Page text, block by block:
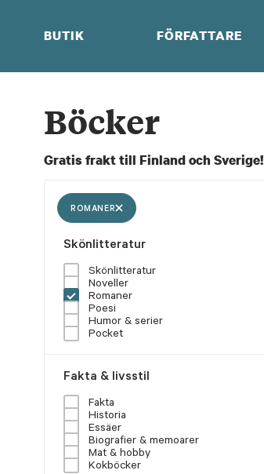
BUTIK FÖRFATTARE
Böcker
Gratis frakt till Finland och Sverige!
ROMANER
Skönlitteratur
Skönlitteratur
Noveller
Romaner
Poesi
Humor & serier
Pocket
Fakta & livsstil
Fakta
Historia
Essäer
Biografier & memoarer
Mat & hobby
Kokböcker